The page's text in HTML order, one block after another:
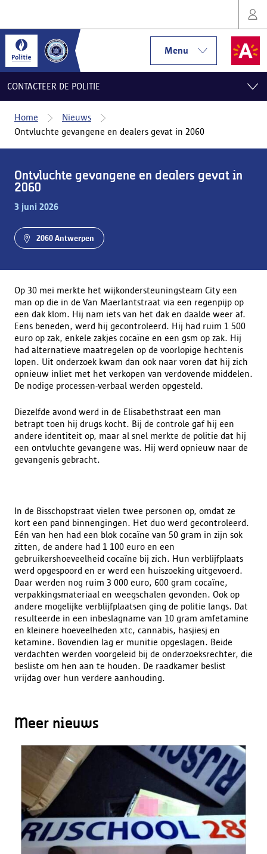
Menu
CONTACTEER DE POLITIE
Home
Nieuws
Ontvluchte gevangene en dealers gevat in 2060
Ontvluchte gevangene en dealers gevat in
2060
3 juni 2026
2060 Antwerpen
Op 30 mei merkte het wijkondersteuningsteam City een
man op die in de Van Maerlantstraat via een regenpijp op
een dak klom. Hij nam iets van het dak en daalde weer af.
Eens beneden, werd hij gecontroleerd. Hij had ruim 1 500
euro op zak, enkele zakjes cocaïne en een gsm op zak. Hij
had alternatieve maatregelen op de voorlopige hechtenis
lopen. Uit onderzoek kwam dan ook naar voren dat hij zich
opnieuw inliet met het verkopen van verdovende middelen.
De nodige processen-verbaal werden opgesteld.
Diezelfde avond werd in de Elisabethstraat een man
betrapt toen hij drugs kocht. Bij de controle gaf hij een
andere identiteit op, maar al snel merkte de politie dat hij
een ontvluchte gevangene was. Hij werd opnieuw naar de
gevangenis gebracht.
In de Bisschopstraat vielen twee personen op, omdat ze
kort een pand binnengingen. Het duo werd gecontroleerd.
Eén van hen had een blok cocaïne van 50 gram in zijn sok
zitten, de andere had 1 100 euro en een
gebruikershoeveelheid cocaïne bij zich. Hun verblijfplaats
werd opgespoord en er werd een huiszoeking uitgevoerd.
Daar werden nog ruim 3 000 euro, 600 gram cocaïne,
verpakkingsmateriaal en weegschalen gevonden. Ook op
andere mogelijke verblijfplaatsen ging de politie langs. Dat
resulteerde in een inbeslagname van 10 gram amfetamine
en kleinere hoeveelheden xtc, cannabis, hasjiesj en
ketamine. Bovendien lag er munitie opgeslagen. Beide
verdachten werden voorgeleid bij de onderzoeksrechter, die
besliste om hen aan te houden. De raadkamer beslist
vrijdag over hun verdere aanhouding.
Meer nieuws